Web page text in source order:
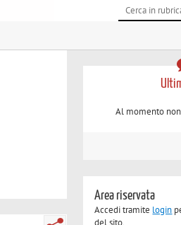
Al momento
Area riservata
Accedi tramite login